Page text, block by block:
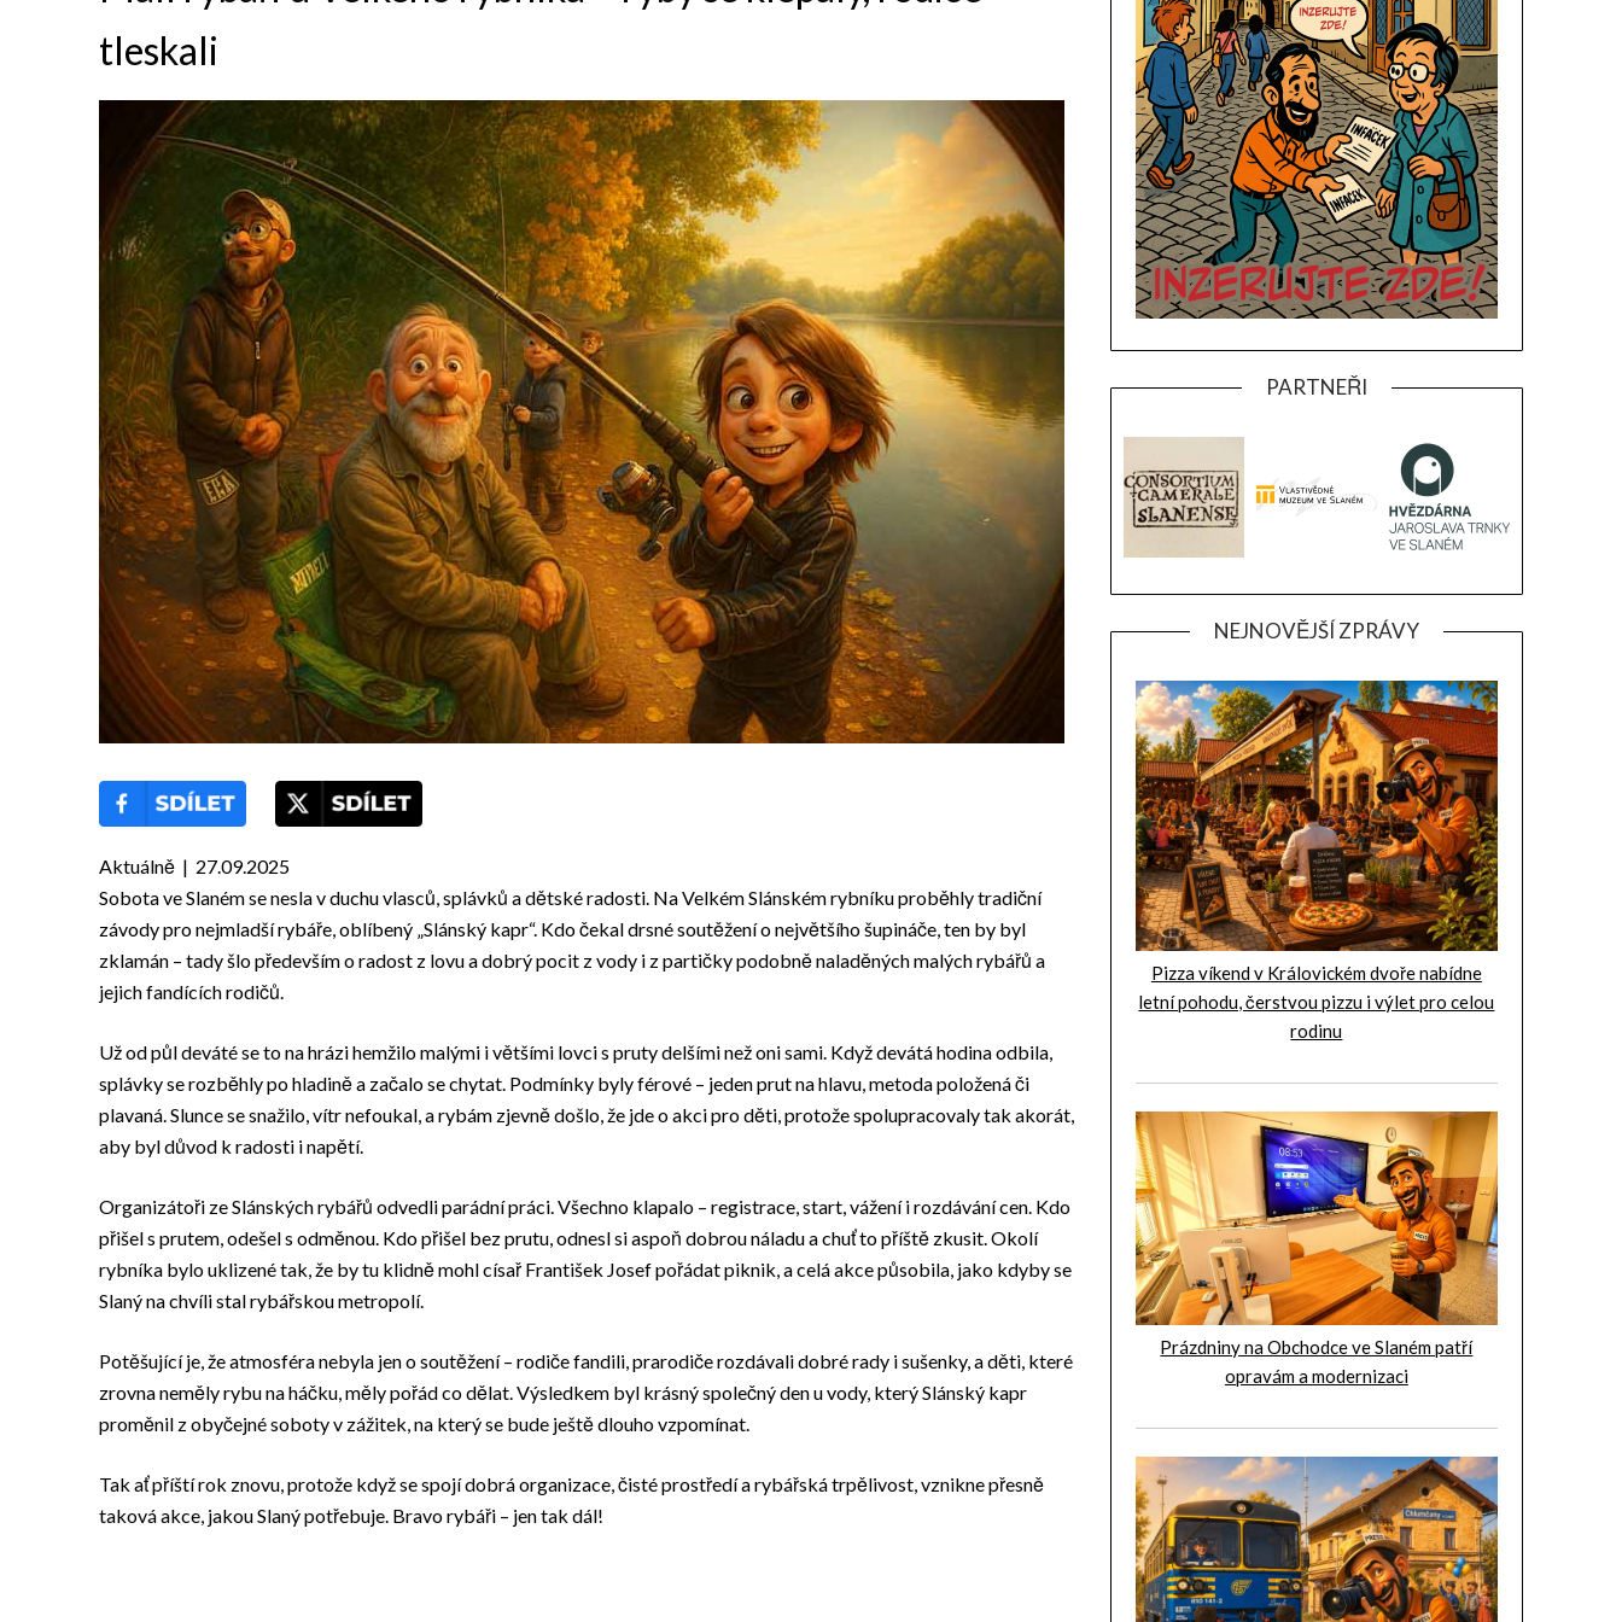
tleskali
Aktuálně | 27.09.2025
Sobota ve Slaném se nesla v duchu vlasců, splávků a dětské radosti. Na Velkém Slánském rybníku proběhly tradiční
závody pro nejmladší rybáře, oblíbený „Slánský kapr“. Kdo čekal drsné soutěžení o největšího šupináče, ten by byl
zklamán – tady šlo především o radost z lovu a dobrý pocit z vody i z partičky podobně naladěných malých rybářů a
jejich fandících rodičů.
Už od půl deváté se to na hrázi hemžilo malými i většími lovci s pruty delšími než oni sami. Když devátá hodina odbila,
splávky se rozběhly po hladině a začalo se chytat. Podmínky byly férové – jeden prut na hlavu, metoda položená či
plavaná. Slunce se snažilo, vítr nefoukal, a rybám zjevně došlo, že jde o akci pro děti, protože spolupracovaly tak akorát,
aby byl důvod k radosti i napětí.
Organizátoři ze Slánských rybářů odvedli parádní práci. Všechno klapalo – registrace, start, vážení i rozdávání cen. Kdo
přišel s prutem, odešel s odměnou. Kdo přišel bez prutu, odnesl si aspoň dobrou náladu a chuť to příště zkusit. Okolí
rybníka bylo uklizené tak, že by tu klidně mohl císař František Josef pořádat piknik, a celá akce působila, jako kdyby se
Slaný na chvíli stal rybářskou metropolí.
Potěšující je, že atmosféra nebyla jen o soutěžení – rodiče fandili, prarodiče rozdávali dobré rady i sušenky, a děti, které
zrovna neměly rybu na háčku, měly pořád co dělat. Výsledkem byl krásný společný den u vody, který Slánský kapr
proměnil z obyčejné soboty v zážitek, na který se bude ještě dlouho vzpomínat.
Tak ať příští rok znovu, protože když se spojí dobrá organizace, čisté prostředí a rybářská trpělivost, vznikne přesně
taková akce, jakou Slaný potřebuje. Bravo rybáři – jen tak dál!
PARTNEŘI
NEJNOVĚJŠÍ ZPRÁVY
Pizza víkend v Královickém dvoře nabídne
letní pohodu, čerstvou pizzu i výlet pro celou
rodinu
Prázdniny na Obchodce ve Slaném patří
opravám a modernizaci